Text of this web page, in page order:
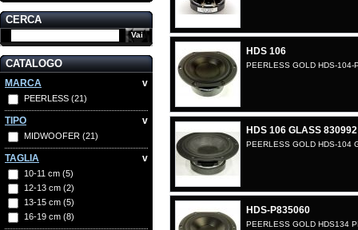
CERCA
CATALOGO
MARCA v
PEERLESS (21)
TIPO v
MIDWOOFER (21)
TAGLIA v
10-11 cm (5)
12-13 cm (2)
13-15 cm (5)
16-19 cm (8)
HDS 106
PEERLESS GOLD HDS-
HDS 106 GLASS 830992
PEERLESS GOLD HDS-104
HDS-P835060
PEERLESS GOLD HDS134